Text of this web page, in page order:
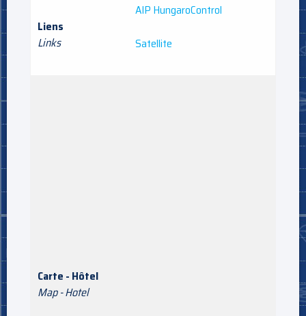
Liens
Links
AIP HungaroControl
Satellite
Carte - Hôtel
Map - Hotel